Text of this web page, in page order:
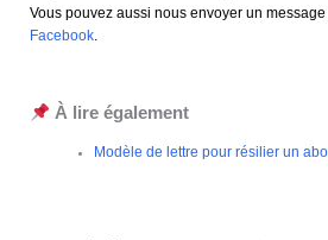
Vous pouvez aussi nous envoyer un
Facebook.
À lire également
Modèle de lettre pour résilier un